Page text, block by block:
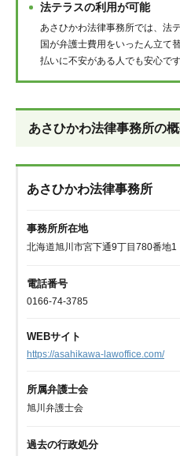
法テラスの利用が可能
あさひかわ法律事務所では、法
国が弁護士費用をいったん立て
払いに不安がある人でも安心です
あさひかわ法律事務所の
あさひかわ法律事務所
事務所所在地
北海道旭川市宮下通9丁目780番地
電話番号
0166-74-3785
WEBサイト
https://asahikawa-lawoffice.com/
所属弁護士会
旭川弁護士会
過去の行政処分